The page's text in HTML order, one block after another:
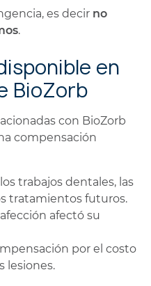
es decir no
.
en
BioZorb
con BioZorb
compensación
trabajos dentales, las
tratamientos futuros.
afectó su
por el costo
lesiones.